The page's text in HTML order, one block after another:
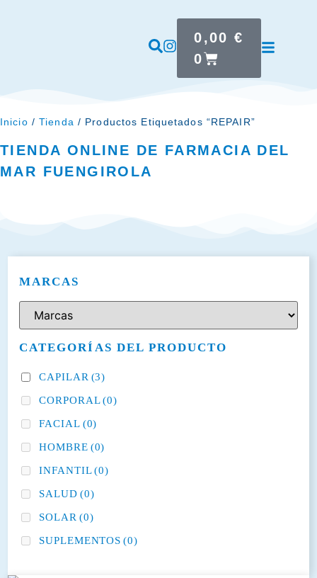
0,00€
0
Inicio /Tienda / Productos Etiquetados “REPAIR”
TIENDA ONLINE DE FARMACIA DEL
MAR FUENGIROLA
MARCAS
CATEGORÍAS DEL PRODUCTO
CAPILAR (3)
CORPORAL (0)
FACIAL (0)
HOMBRE (0)
INFANTIL (0)
SALUD (0)
SOLAR (0)
SUPLEMENTOS (0)